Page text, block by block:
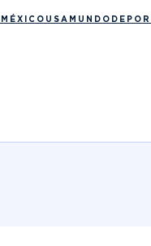
MÉXICO USA MUNDO